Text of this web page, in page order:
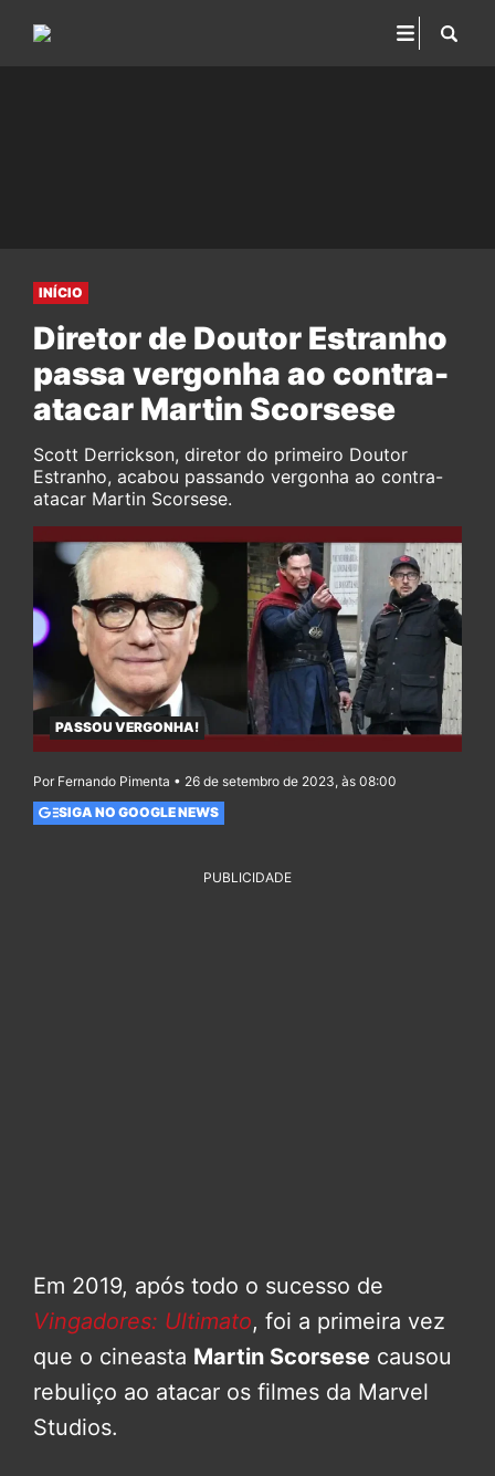
INÍCIO
Diretor de Doutor Estranho
passa vergonha ao contra-
atacar Martin Scorsese
Scott Derrickson, diretor do primeiro Doutor
Estranho, acabou passando vergonha ao contra-
atacar Martin Scorsese.
PASSOU VERGONHA!
Por Fernando Pimenta • 26 de setembro de 2023, às 08:00
SIGA NO GOOGLE NEWS
PUBLICIDADE
Em 2019, após todo o sucesso de
Vingadores: Ultimato, foi a primeira vez
que o cineasta Martin Scorsese causou
rebuliço ao atacar os filmes da Marvel
Studios.